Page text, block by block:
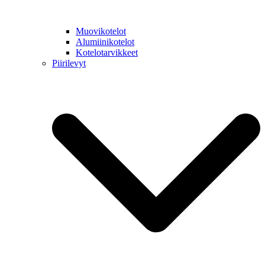
Muovikotelot
Alumiinikotelot
Kotelotarvikkeet
Piirilevyt